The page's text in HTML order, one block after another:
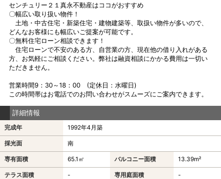
センチュリー２１真永不動産はココがおすすめ
〇幅広い取り扱い物件！
土地・中古住宅・新築住宅・建物建築等、取扱い物件が多いので、
どんなお客様にも幅広いご提案が可能です。
〇無料住宅ローン相談できます！
住宅ローンで不安のある方、自営業の方、現在他の借り入れがある
方、お気軽にご相談ください。弊社は融資相談にかかる費用は一切い
ただきません。
営業時間9：30～18：00 (定休日：水曜日)
この時間帯はお電話でのお問い合わせがスムーズにご案内できます。
詳細情報
完成年 1992年4月築
採光面 南
専有面積 65.1㎡ バルコニー面積 13.39m²
テラス面積 - 専用庭面積 -